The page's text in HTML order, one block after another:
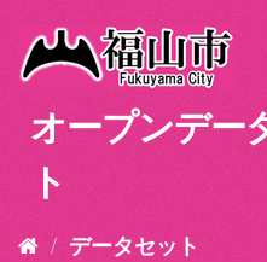
オープンデー
ト
データセット